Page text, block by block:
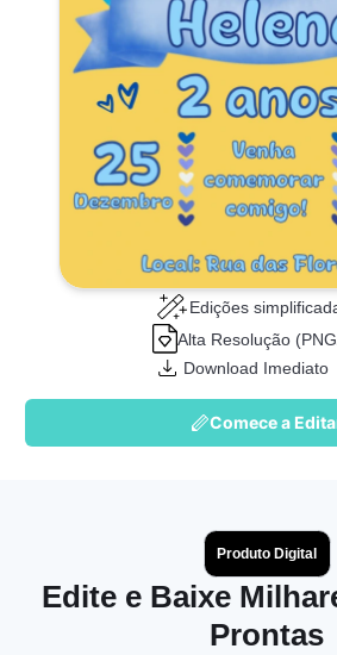
Edições
Alta Resolução
Download Imediato
Comece a
Produto Digital
Edite e Baixe
Prontas